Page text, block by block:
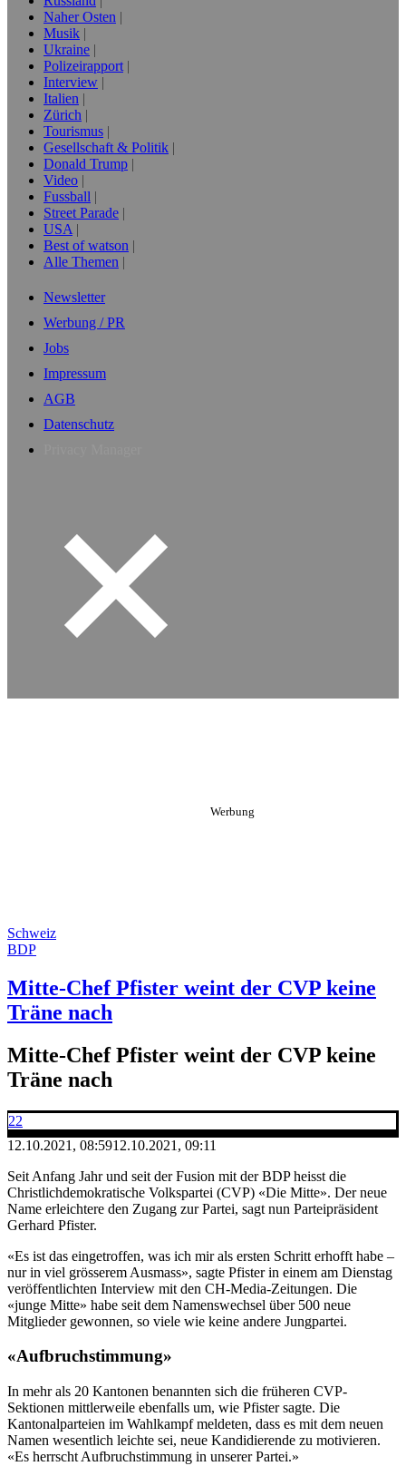
Naher Osten
Musik
Ukraine
Polizeirapport
Interview
Italien
Zürich
Tourismus
Gesellschaft & Politik
Donald Trump
Video
Fussball
Street Parade
USA
Best of watson
Alle Themen
Newsletter
Werbung / PR
Jobs
Impressum
AGB
Datenschutz
Schweiz
BDP
Mitte-Chef Pfister weint der CVP keine
Träne nach
Mitte-Chef Pfister weint der CVP keine
Träne nach
22
12.10.2021, 08:5912.10.2021, 09:11
Seit Anfang Jahr und seit der Fusion mit der BDP heisst die
Christlichdemokratische Volkspartei (CVP) «Die Mitte». Der neue
Name erleichtere den Zugang zur Partei, sagt nun Parteipräsident
Gerhard Pfister.
«Es ist das eingetroffen, was ich mir als ersten Schritt erhofft habe –
nur in viel grösserem Ausmass», sagte Pfister in einem am Dienstag
veröffentlichten Interview mit den CH-Media-Zeitungen. Die
«junge Mitte» habe seit dem Namenswechsel über 500 neue
Mitglieder gewonnen, so viele wie keine andere Jungpartei.
«Aufbruchstimmung»
In mehr als 20 Kantonen benannten sich die früheren CVP-
Sektionen mittlerweile ebenfalls um, wie Pfister sagte. Die
Kantonalparteien im Wahlkampf meldeten, dass es mit dem neuen
Namen wesentlich leichte sei, neue Kandidierende zu motivieren.
«Es herrscht Aufbruchstimmung in unserer Partei.»